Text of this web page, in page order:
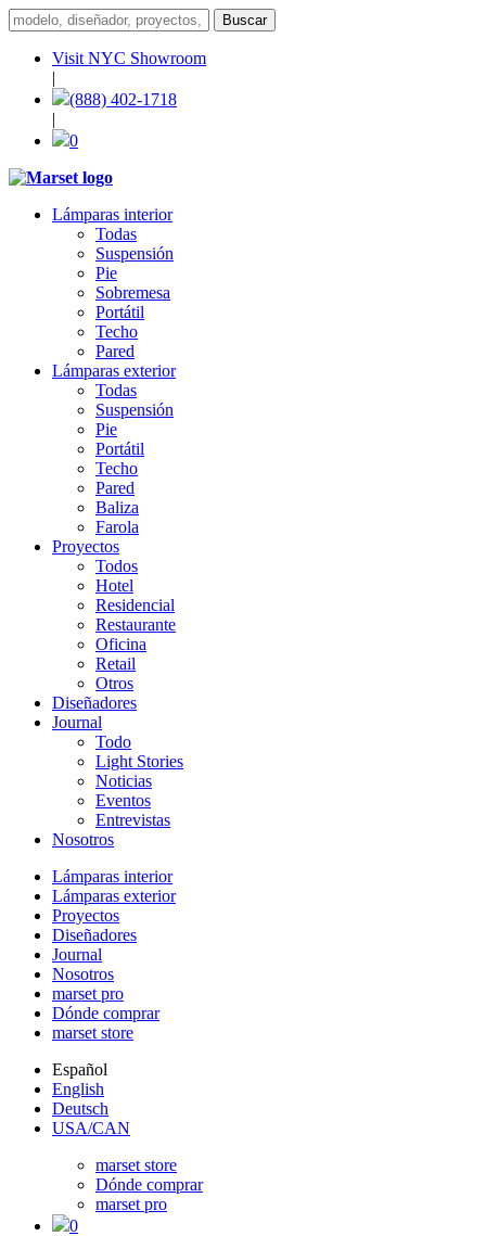
Visit NYC Showroom
|
(888) 402-1718
|
0
Lámparas interior
Todas
Suspensión
Pie
Sobremesa
Portátil
Techo
Pared
Lámparas exterior
Todas
Suspensión
Pie
Portátil
Techo
Pared
Baliza
Farola
Proyectos
Todos
Hotel
Residencial
Restaurante
Oficina
Retail
Otros
Diseñadores
Journal
Todo
Light Stories
Noticias
Eventos
Entrevistas
Nosotros
Lámparas interior
Lámparas exterior
Proyectos
Diseñadores
Journal
Nosotros
marset pro
Dónde comprar
marset store
Español
English
Deutsch
USA/CAN
marset store
Dónde comprar
marset pro
0